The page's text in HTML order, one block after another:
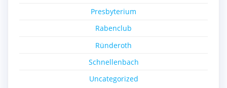
Presbyterium
Rabenclub
Ründeroth
Schnellenbach
Uncategorized